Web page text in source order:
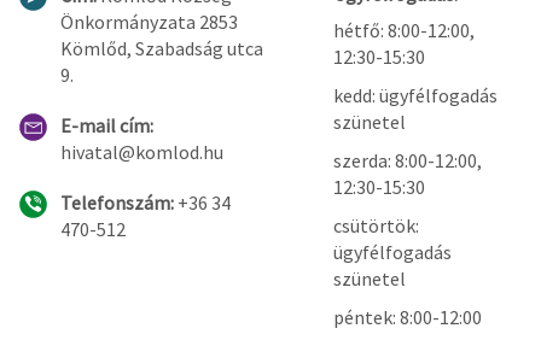
Önkormányzata 2853
Kömlőd, Szabadság utca
9.
E-mail cím:
hivatal@komlod.hu
Telefonszám: +36 34
470-512
hétfő: 8:00-12:00,
12:30-15:30
kedd: ügyfélfogadás
szünetel
szerda: 8:00-12:00,
12:30-15:30
csütörtök:
ügyfélfogadás
szünetel
péntek: 8:00-12:00